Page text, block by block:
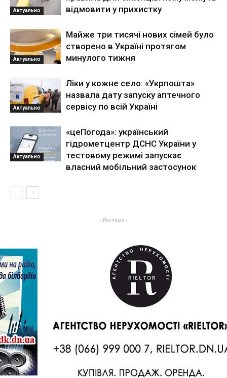
Актуально
відмовити у прихистку
Актуально
Майже три тисячі нових сімей було
створено в Україні протягом
минулого тижня
Актуально
Ліки у кожне село: «Укрпошта»
назвала дату запуску аптечного
сервісу по всій Україні
Актуально
«цеПогода»: український
гідрометцентр ДСНС України у
тестовому режимі запускає
власний мобільний застосунок
- Реклама -